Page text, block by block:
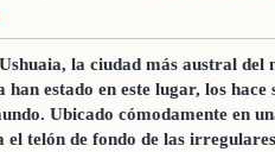
la ciudad más austral del
han estado en este lugar, los
Ubicado cómodamente en
el telón de fondo de las